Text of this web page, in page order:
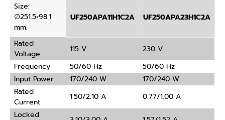
Size:
∅251.5×98.1
mm.
UF250APA11H1C2A UF250APA23H1C2A
Rated
Voltage
115 V
230 V
Frequency
50/60 Hz
50/60 Hz
Input Power
170/240 W
170/240 W
Rated
Current
1.50/2.10 A
0.77/1.00 A
Locked